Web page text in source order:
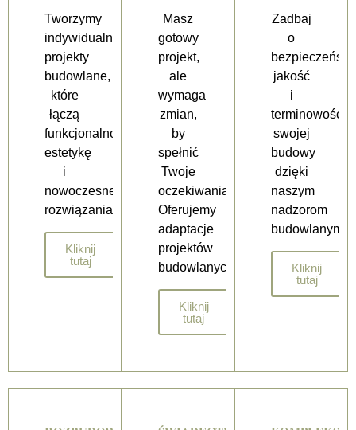
Tworzymy
indywidualne
projekty
budowlane,
które
łączą
funkcjonalność,
estetykę
i
nowoczesne
rozwiązania.
Kliknij
tutaj
Masz
gotowy
projekt,
ale
wymaga
zmian,
by
spełnić
Twoje
oczekiwania?
Oferujemy
adaptacje
projektów
budowlanych
Kliknij
tutaj
Zadbaj
o
jakość
i
terminowość
swojej
budowy
dzięki
naszym
nadzorom
budowlanym.
Kliknij
tutaj